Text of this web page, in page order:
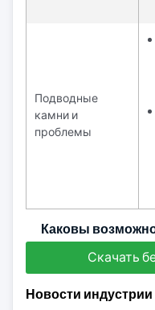
Подводные
камни и
проблемы
Каковы
Скачать
Новости